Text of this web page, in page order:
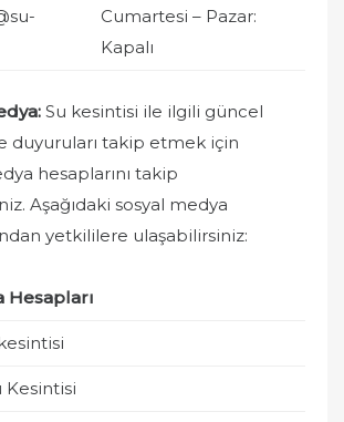
Cumartesi – Pazar:
Kapalı
Su kesintisi ile ilgili güncel
duyuruları takip etmek için
hesaplarını takip
Aşağıdaki sosyal medya
yetkililere ulaşabilirsiniz:
Hesapları
Kesintisi